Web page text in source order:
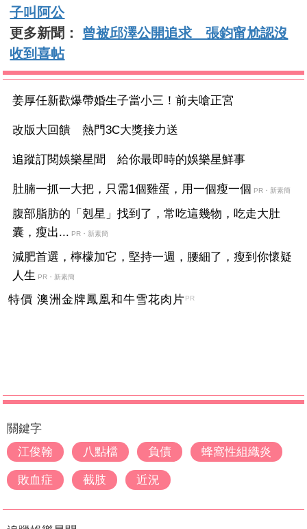
子叫阿公
更多新聞： 曾被邱澤公開追求 張鈞甯尬認沒
收到喜帖
姜厚任新歡爆帶婚生子當小三！前夫嗆正宮
改版大回饋 熱門3C大獎接力送
追蹤訂閱娛樂星聞 給你最即時的娛樂星鮮事
肚腩一抓一大把，只需1個雞蛋，用一個瘦一個 PR・新素簡
腹部脂肪的「剋星」找到了，常吃這幾物，吃走大肚
囊，瘦出... PR・新素簡
減肥首選，檸檬加它，堅持一週，腰細了，瘦到你懷疑
人生 PR・新素簡
特價 澳洲金牌鳳凰和牛雪花肉片PR
關鍵字
江俊翰
八點檔 負債 蜂窩性組織炎
敗血症 截肢 近況